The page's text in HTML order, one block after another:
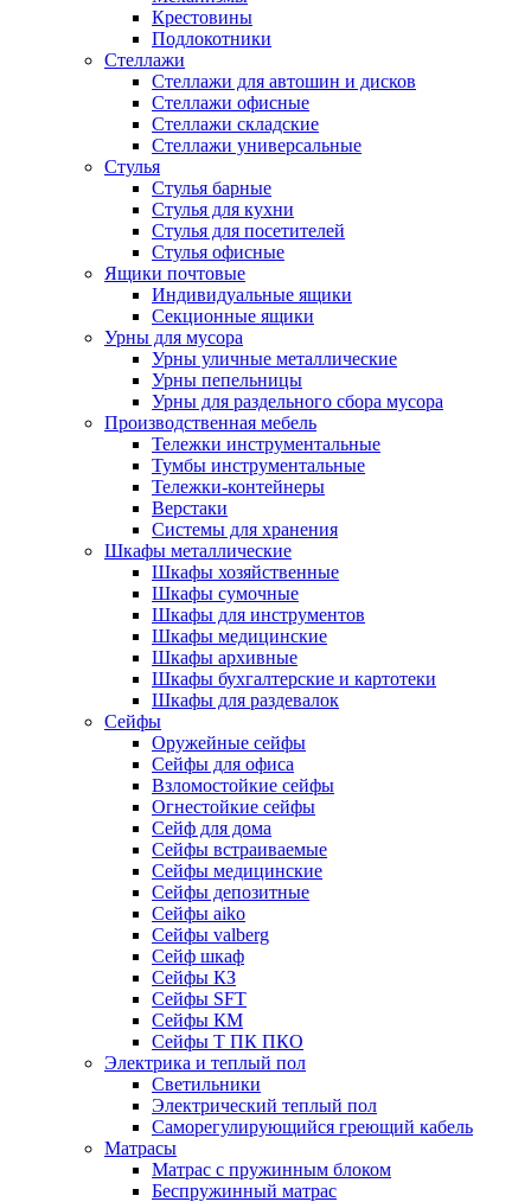
Крестовины
Подлокотники
Стеллажи
Стеллажи для автошин и дисков
Стеллажи офисные
Стеллажи складские
Стеллажи универсальные
Стулья
Стулья барные
Стулья для кухни
Стулья для посетителей
Стулья офисные
Ящики почтовые
Индивидуальные ящики
Секционные ящики
Урны для мусора
Урны уличные металлические
Урны пепельницы
Урны для раздельного сбора мусора
Производственная мебель
Тележки инструментальные
Тумбы инструментальные
Тележки-контейнеры
Верстаки
Системы для хранения
Шкафы металлические
Шкафы хозяйственные
Шкафы сумочные
Шкафы для инструментов
Шкафы медицинские
Шкафы архивные
Шкафы бухгалтерские и картотеки
Шкафы для раздевалок
Сейфы
Оружейные сейфы
Сейфы для офиса
Взломостойкие сейфы
Огнестойкие сейфы
Cейф для дома
Сейфы встраиваемые
Сейфы медицинские
Сейфы депозитные
Сейфы aiko
Сейфы valberg
Сейф шкаф
Сейфы КЗ
Сейфы SFT
Сейфы КМ
Сейфы Т ПК ПКО
Электрика и теплый пол
Светильники
Электрический теплый пол
Саморегулирующийся греющий кабель
Матрасы
Матрас с пружинным блоком
Беспружинный матрас